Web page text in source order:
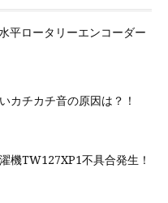
平ロータリーエンコーダー
カチカチ音の原因は？！
機TW127XP1不具合発生！